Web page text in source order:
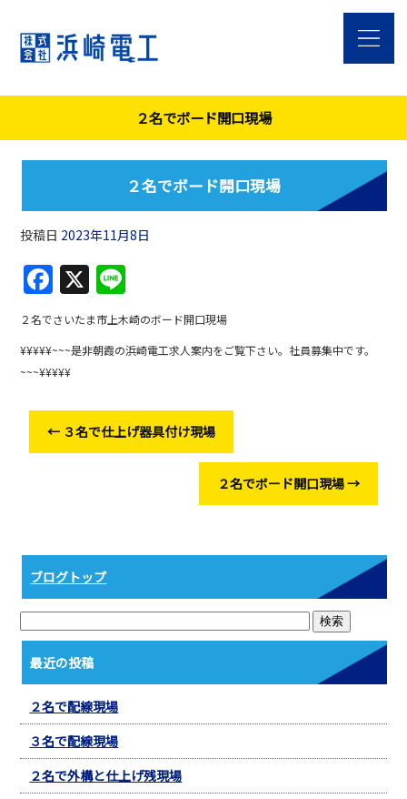
２名でボード開口現場
２名でボード開口現場
投稿日 2023年11月8日
F
a
c
e
o
o
X
n
e
２名でさいたま市上木崎のボード開口現場
¥¥¥¥¥~~~是非朝霞の浜崎電工求人案内をご覧下さい。社員募集中です。
~~~¥¥¥¥¥
← ３名で仕上げ器具付け現場
２名でボード開口現場→
ブログトップ
最近の投稿
２名で配線現場
３名で配線現場
２名で外構と仕上げ残現場